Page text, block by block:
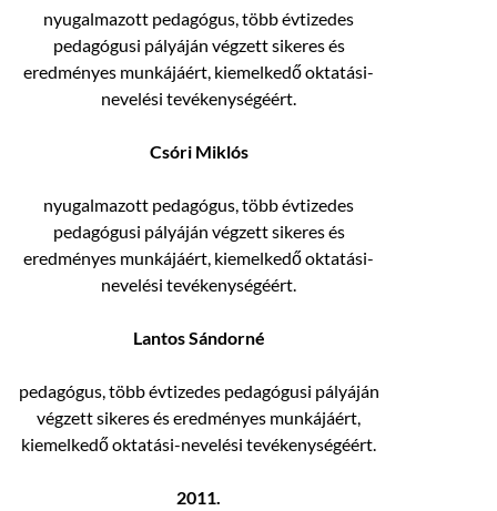
nyugalmazott pedagógus, több évtizedes
pedagógusi pályáján végzett sikeres és
eredményes munkájáért, kiemelkedő oktatási-
nevelési tevékenységéért.
Csóri Miklós
nyugalmazott pedagógus, több évtizedes
pedagógusi pályáján végzett sikeres és
eredményes munkájáért, kiemelkedő oktatási-
nevelési tevékenységéért.
Lantos Sándorné
pedagógus, több évtizedes pedagógusi pályáján
végzett sikeres és eredményes munkájáért,
kiemelkedő oktatási-nevelési tevékenységéért.
2011.